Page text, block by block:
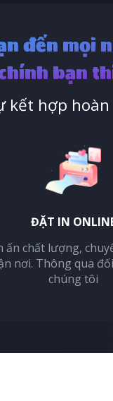
đến mọi
bạn
hợp hoàn
ĐẶT IN
ấn chất lượng,
nơi. Thông qua
chúng tôi